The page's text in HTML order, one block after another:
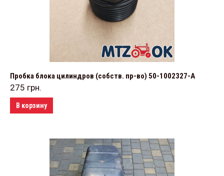
Пробка блока цилиндров (собств. пр-во) 50-1002327-А
275 грн.
В корзину